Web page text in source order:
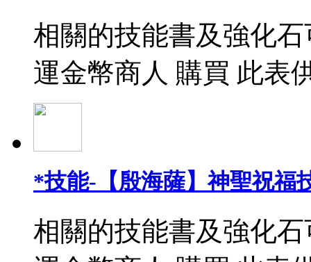
相關的技能書及強化
運金幣商人 購買 此表
*技能-【殷海薩】神聖祝福
相關的技能書及強化